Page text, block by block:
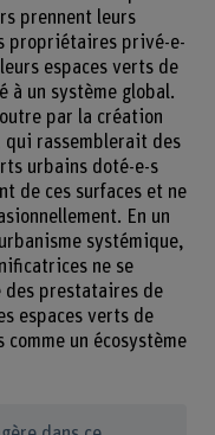
prennent leurs
propriétaires privé-e-
espaces verts de
à un système global.
par la création
qui rassemblerait des
urbains doté-e-s
de ces surfaces et ne
En un
systémique,
ne se
des prestataires de
espaces verts de
un écosystème